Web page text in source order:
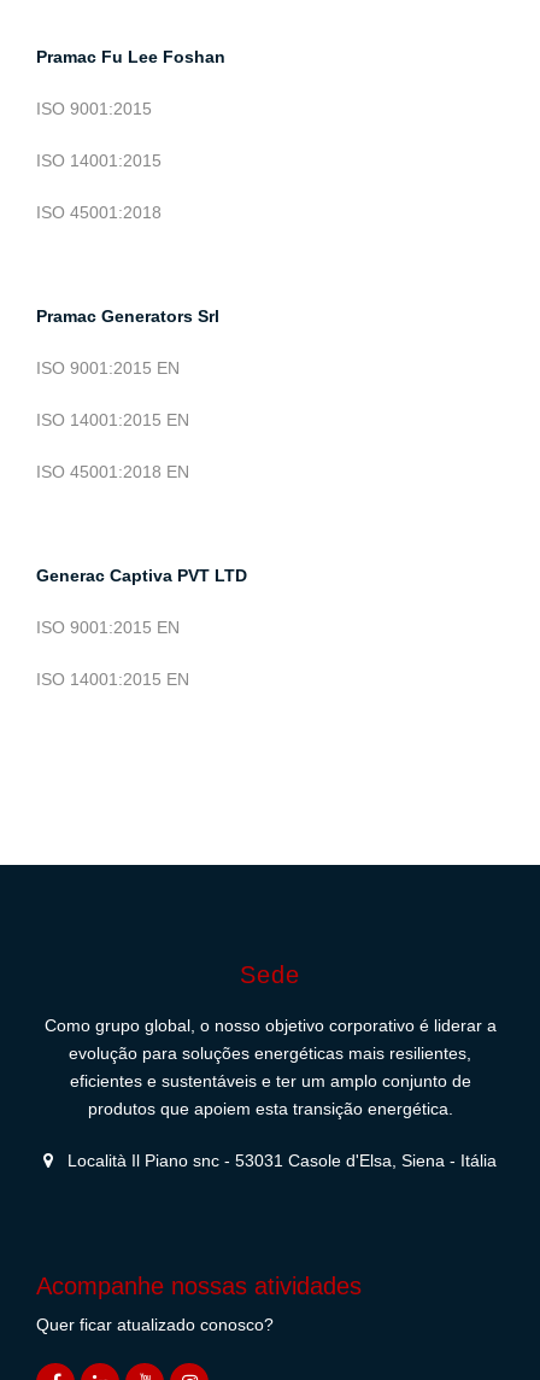
Pramac Fu Lee Foshan
ISO 9001:2015
ISO 14001:2015
ISO 45001:2018
Pramac Generators Srl
ISO 9001:2015 EN
ISO 14001:2015 EN
ISO 45001:2018 EN
Generac Captiva PVT LTD
ISO 9001:2015 EN
ISO 14001:2015 EN
Sede
Como grupo global, o nosso objetivo corporativo é liderar a
evolução para soluções energéticas mais resilientes,
eficientes e sustentáveis e ter um amplo conjunto de
produtos que apoiem esta transição energética.
Località Il Piano snc - 53031 Casole d'Elsa, Siena - Itália
Acompanhe nossas atividades
Quer ficar atualizado conosco?